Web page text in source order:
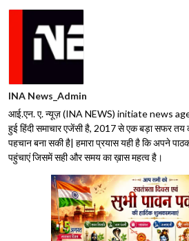
INA News_Admin
आई.एन. ए. न्यूज़ (INA NEWS) initiate news
हुई हिंदी समाचार एजेंसी है, 2017 से एक बड़ा सफर
पहचान बना सकी है| हमारा प्रयास यही है कि अपने
पहुंचाएं जिसमें सही और समय का ख़ास महत्व है।